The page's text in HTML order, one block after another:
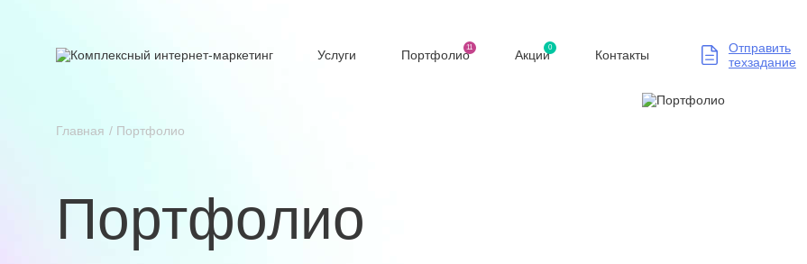
Услуги Портфолио
11
Акции
0
Контакты
Отправить
техзадание
Главная Портфолио
Портфолио